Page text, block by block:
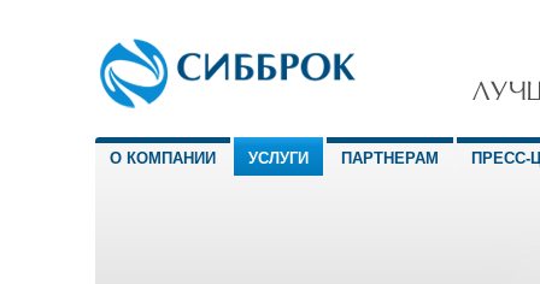
О КОМПАНИИ УСЛУГИ ПАРТНЕРАМ ПРЕСС-